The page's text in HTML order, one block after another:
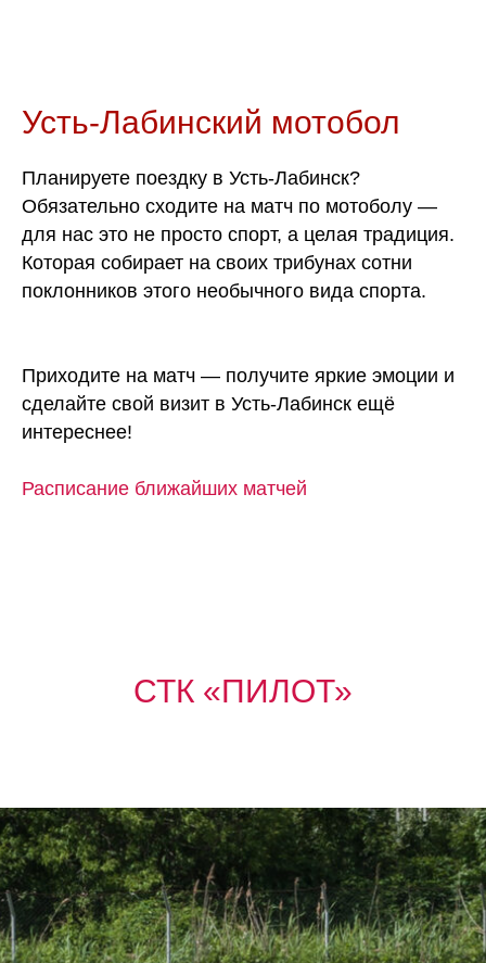
Усть-Лабинский мотобол
Планируете поездку в Усть-Лабинск?
Обязательно сходите на матч по мотоболу —
для нас это не просто спорт, а целая традиция.
Которая собирает на своих трибунах сотни
поклонников этого необычного вида спорта.
Приходите на матч — получите яркие эмоции и
сделайте свой визит в Усть-Лабинск ещё
интереснее!
Расписание ближайших матчей
СТК «ПИЛОТ»